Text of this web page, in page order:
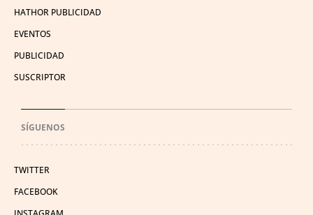
HATHOR PUBLICIDAD
EVENTOS
PUBLICIDAD
SUSCRIPTOR
SÍGUENOS
TWITTER
FACEBOOK